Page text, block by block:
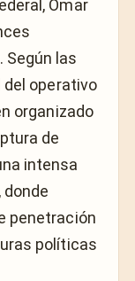
Omar
Según las
del operativo
organizado
de
intensa
penetración
políticas